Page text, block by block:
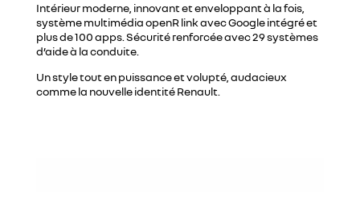
Intérieur moderne, innovant et enveloppant à la fois,
système multimédia openR link avec Google intégré et
plus de 100 apps. Sécurité renforcée avec 29 systèmes
d’aide à la conduite.
Un style tout en puissance et volupté, audacieux
comme la nouvelle identité Renault.